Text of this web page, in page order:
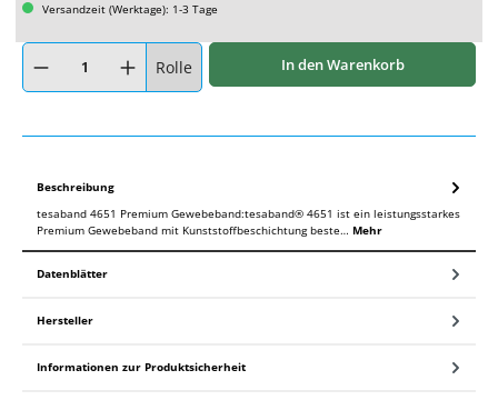
Versandzeit (Werktage): 1-3 Tage
Produkt Anzahl: Gib den gewünschten Wert ein oder benutze die Schaltflächen
Rolle In den Warenkorb
Beschreibung
tesaband 4651 Premium Gewebeband:tesaband® 4651 ist ein leistungsstarkes
Premium Gewebeband mit Kunststoffbeschichtung beste… Mehr
Datenblätter
Hersteller
Informationen zur Produktsicherheit